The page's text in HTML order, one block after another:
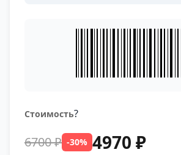
Стоимость?
6700 ₽ -30% 4970 ₽